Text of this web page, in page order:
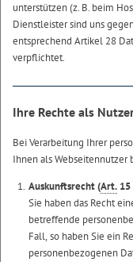
unterstützen (z. B. beim
Dienstleister sind uns
entsprechend Artikel 28
verpflichtet.
Ihre Rechte als
Bei Verarbeitung Ihrer
Ihnen als Webseitennutzer
Auskunftsrecht (Art. 15
Sie haben das Recht
betreffende
Fall, so haben Sie ein
personenbezogenen